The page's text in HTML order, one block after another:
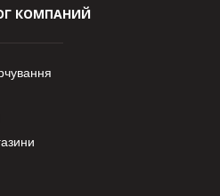
КОМПАНИЙ